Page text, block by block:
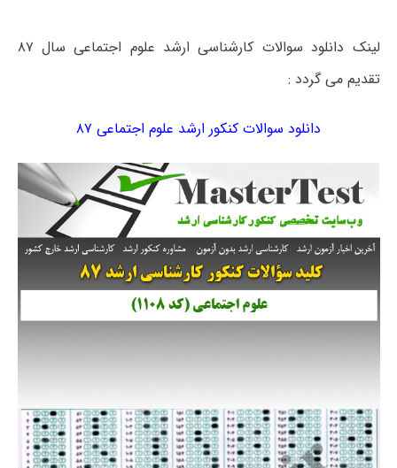
لینک دانلود سوالات کارشناسی ارشد علوم اجتماعی سال ۸۷
تقدیم می گردد :
دانلود سوالات کنکور ارشد علوم اجتماعی ۸۷